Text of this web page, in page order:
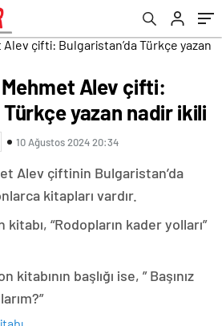
Mehmet Alev çifti:
yazan nadir ikili
10 Ağustos 2024 20:34
Alev çiftinin Bulgaristan’da
kitapları vardır.
kitabı, “Rodopların kader yolları”
kitabının başlığı ise, ” Başınız